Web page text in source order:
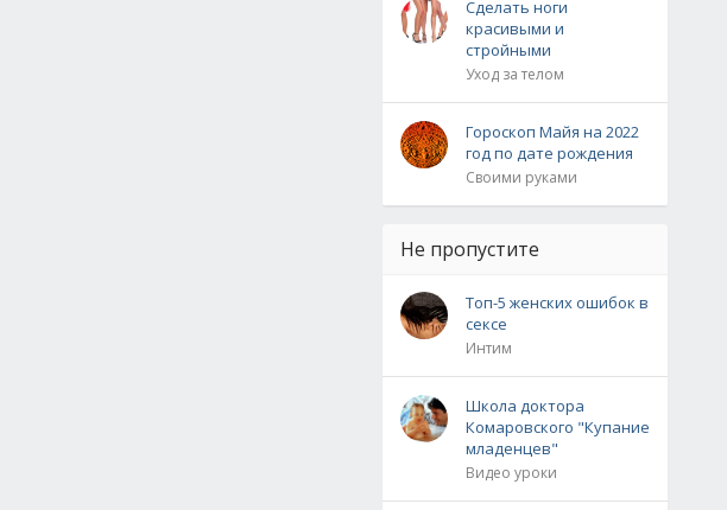
Сделать ноги
красивыми и
стройными
Уход за телом
Гороскоп Майя на 2022
год по дате рождения
Своими руками
Не пропустите
Топ-5 женских ошибок в
сексе
Интим
Школа доктора
Комаровского "Купание
младенцев"
Видео уроки